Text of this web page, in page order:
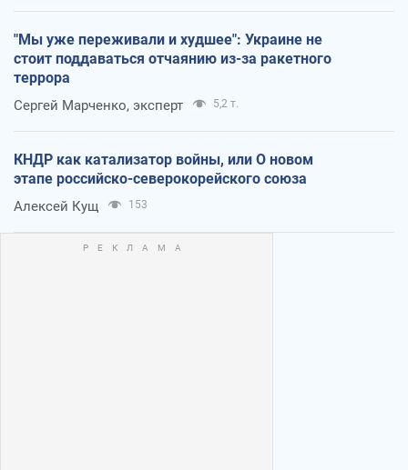
"Мы уже переживали и худшее": Украине не
стоит поддаваться отчаянию из-за ракетного
террора
Сергей Марченко, эксперт 5,2 т.
КНДР как катализатор войны, или О новом
этапе российско-северокорейского союза
Алексей Кущ 153